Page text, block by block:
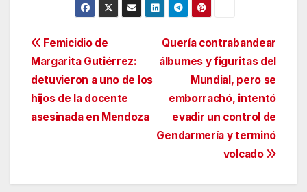
Navegación
de
entradas
Quería contrabandear
álbumes y figuritas del
Mundial, pero se
emborrachó, intentó
evadir un control de
Gendarmería y terminó
volcado
Femicidio de
Margarita Gutiérrez:
detuvieron a uno de los
hijos de la docente
asesinada en Mendoza